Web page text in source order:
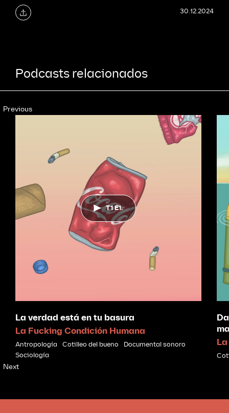
30.12.2024
Podcasts relacionados
Previous
T1 E1.
La verdad está en tu basura
La Fucking Condición Humana
Antropología Cotilleo del bueno
Documental sonoro
Sociología
Next